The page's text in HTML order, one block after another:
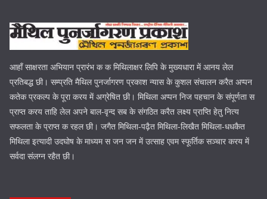
आहाँ साक्षरता अभियान प्रारंभ क क मिथिलाक्षर लिपि के मुख्यधारा में आनय लेल
प्रतिबद्ध छी। सम्प्रति मैथिल पुनर्जागरण प्रकाश न्यास के कुशल संचालन करैत अप्पन
कतेक प्रकल्प के पूरा करय में अग्रेषित छी। मिथिला अप्पन निज पहचान के संपूर्णता स
प्राप्त करय ताहि लेल अपने बाल-वृन्द सब के संगठित करैत लक्ष्य प्राप्ति हेतु नित्य
सफलता के प्राप्त क रहल छी। जगैत मिथिला-पढ़ैत मिथिला-लिखैत मिथिला-धधकैत
मिथिला इत्यादी उदघोष के माध्यम स जन जन में उत्साह एवम स्फूर्तिक सञ्चार करय में
सर्वदा संलग्न रहैत छी।